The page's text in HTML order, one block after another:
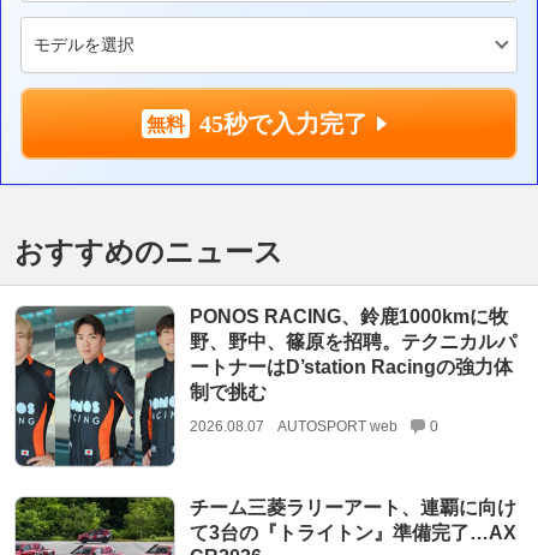
45秒で入力完了
おすすめのニュース
PONOS RACING、鈴鹿1000kmに牧
野、野中、篠原を招聘。テクニカルパ
ートナーはD’station Racingの強力体
制で挑む
2026.08.07 AUTOSPORT web 0
チーム三菱ラリーアート、連覇に向け
て3台の『トライトン』準備完了…AX